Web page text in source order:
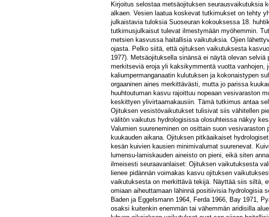
Kirjoitus selostaa metsäojituksen seurausvaikutuksia
alkaen. Vesien laatua koskevat tutkimukset on tehty
julkaistavia tuloksia Suoseuran kokouksessa 18.
tutkimusjulkaisut tulevat ilmestymään myöhemmin.
metsien kasvussa haitallisia vaikutuksia. Ojien
ojasta. Pelko siitä, että ojituksen vaikutuksesta
1977). Metsäojituksella sinänsä ei näytä olevan
merkitseviä eroja yli kaksikymmentä vuotta vanhojen,
kaliumpermanganaatin kulutuksen ja kokonaistypen
orgaaninen aines merkittävästi, mutta jo parissa
huuhtoutuman kasvu rajoittuu nopeaan vesivaraston
keskittyen ylivirtaamakausiin. Tämä tutkimus antaa
Ojituksen vesistövaikutukset tulisivat siis vähitellen
välitön vaikutus hydrologisissa olosuhteissa näkyy
Valumien suureneminen on osittain suon
kuukauden aikana. Ojituksen pitkäaikaiset
kesän kuivien kausien minimivalumat suurenevat.
lumensu-lamiskauden aineisto on pieni, eikä siten
ilmeisesti seuraavanlaiset: Ojituksen vaikutuksesta
lienee pidännän voimakas kasvu ojituksen
vaikutuksesta on merkittävä tekijä. Näyttää siis siltä,
omiaan aiheuttamaan lähinnä positiivisia hydrologisia
Baden ja Eggelsmann 1964, Ferda 1966, Bay 1971,
osaksi kuitenkin enemmän tai vähemmän aridisilla